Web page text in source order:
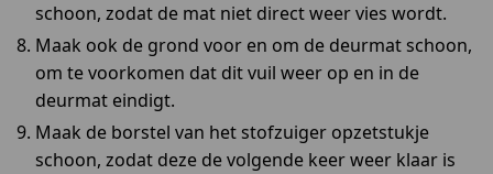
schoon, zodat de mat niet direct weer vies wordt.
Maak ook de grond voor en om de deurmat schoon,
om te voorkomen dat dit vuil weer op en in de
deurmat eindigt.
Maak de borstel van het stofzuiger opzetstukje
schoon, zodat deze de volgende keer weer klaar is